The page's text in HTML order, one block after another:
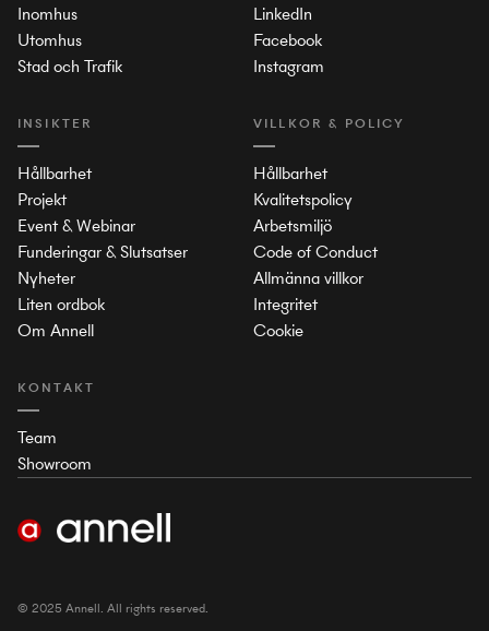
Inomhus
Utomhus
Stad och Trafik
INSIKTER
Hållbarhet
Projekt
Event & Webinar
Funderingar & Slutsatser
Nyheter
Liten ordbok
Om Annell
KONTAKT
Team
Showroom
LinkedIn
Facebook
Instagram
VILLKOR & POLICY
Hållbarhet
Kvalitetspolicy
Arbetsmiljö
Code of Conduct
Allmänna villkor
Integritet
Cookie
© 2025 Annell. All rights reserved.